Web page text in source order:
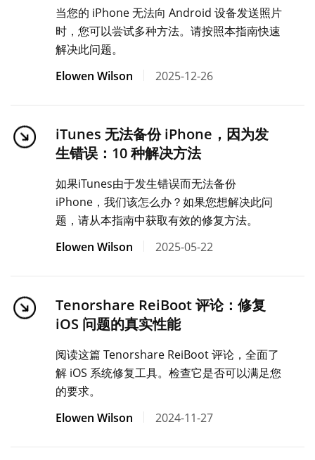
当您的 iPhone 无法向 Android 设备发送照片
时，您可以尝试多种方法。请按照本指南快速
解决此问题。
Elowen Wilson
2025-12-26
iTunes 无法备份 iPhone，因为发
生错误：10 种解决方法
如果iTunes由于发生错误而无法备份
iPhone，我们该怎么办？如果您想解决此问
题，请从本指南中获取有效的修复方法。
Elowen Wilson
2025-05-22
Tenorshare ReiBoot 评论：修复
iOS 问题的真实性能
阅读这篇 Tenorshare ReiBoot 评论，全面了
解 iOS 系统修复工具。检查它是否可以满足您
的要求。
Elowen Wilson
2024-11-27